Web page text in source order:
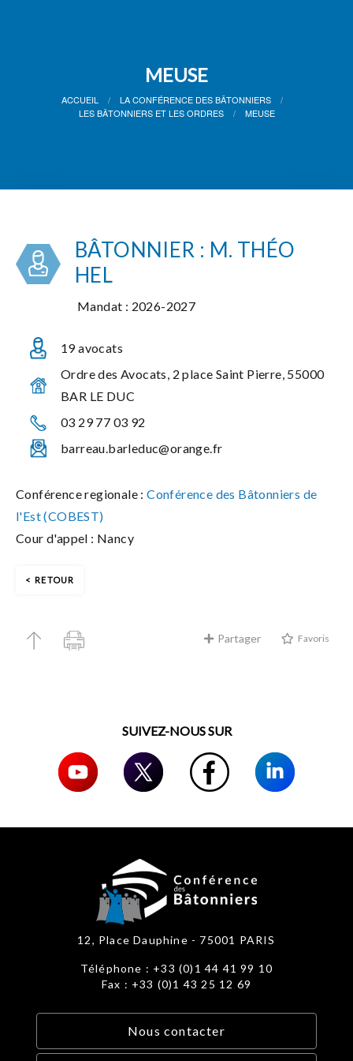
MEUSE
ACCUEIL
LA CONFÉRENCE DES BÂTONNIERS
LES BÂTONNIERS ET LES ORDRES
MEUSE
BÂTONNIER : M. THÉO
HEL
Mandat : 2026-2027
19 avocats
Ordre des Avocats, 2 place Saint Pierre, 55000
BAR LE DUC
03 29 77 03 92
barreau.barleduc@orange.fr
Conférence regionale : Conférence des Bâtonniers de
l'Est (COBEST)
Cour d'appel : Nancy
RETOUR
Partager Favoris
SUIVEZ-NOUS SUR
12, Place Dauphine - 75001 PARIS
Téléphone : +33 (0)1 44 41 99 10
Fax : +33 (0)1 43 25 12 69
Nous contacter